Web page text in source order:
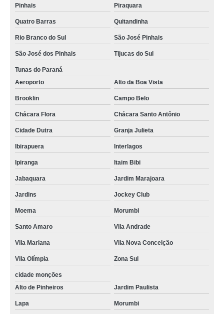
Pinhais Piraquara
Quatro Barras Quitandinha
Rio Branco do Sul São José Pinhais
São José dos Pinhais Tijucas do Sul
Tunas do Paraná
Aeroporto
Alto da Boa Vista
Brooklin Campo Belo
Chácara Flora Chácara Santo Antônio
Cidade Dutra Granja Julieta
Ibirapuera Interlagos
Ipiranga Itaim Bibi
Jabaquara Jardim Marajoara
Jardins Jockey Club
Moema Morumbi
Santo Amaro Vila Andrade
Vila Mariana Vila Nova Conceição
Vila Olímpia Zona Sul
cidade monções
Alto de Pinheiros
Jardim Paulista
Lapa Morumbi